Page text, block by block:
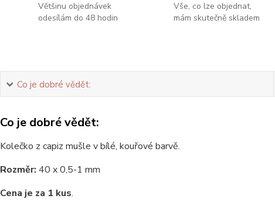
Většinu objednávek
odesílám do 48 hodin
Vše, co lze objednat,
mám skutečně skladem
Co je dobré vědět:
Co je dobré vědět:
Kolečko z capiz mušle v bílé, kouřové barvě.
Rozměr: 40 x 0,5-1 mm
Cena je za 1 kus.